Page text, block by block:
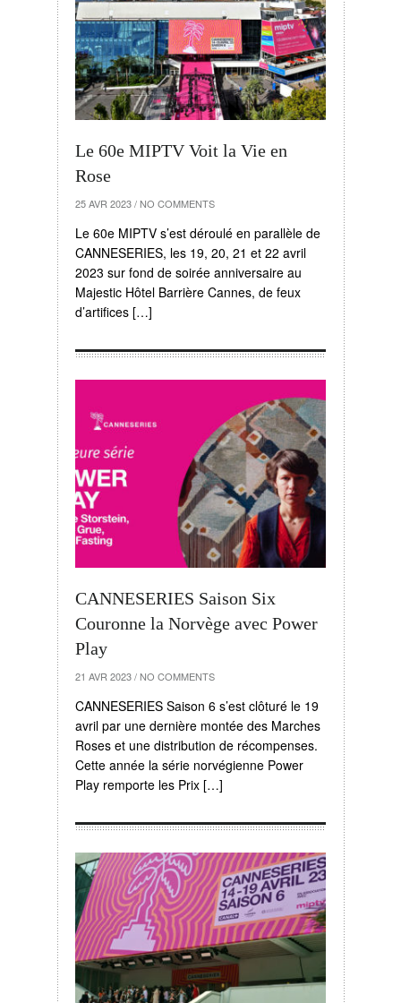
Le 60e MIPTV Voit la Vie en
Rose
25 AVR 2023 / NO COMMENTS
Le 60e MIPTV s’est déroulé en parallèle de
CANNESERIES, les 19, 20, 21 et 22 avril
2023 sur fond de soirée anniversaire au
Majestic Hôtel Barrière Cannes, de feux
d’artifices […]
CANNESERIES Saison Six
Couronne la Norvège avec Power
Play
21 AVR 2023 / NO COMMENTS
CANNESERIES Saison 6 s’est clôturé le 19
avril par une dernière montée des Marches
Roses et une distribution de récompenses.
Cette année la série norvégienne Power
Play remporte les Prix […]